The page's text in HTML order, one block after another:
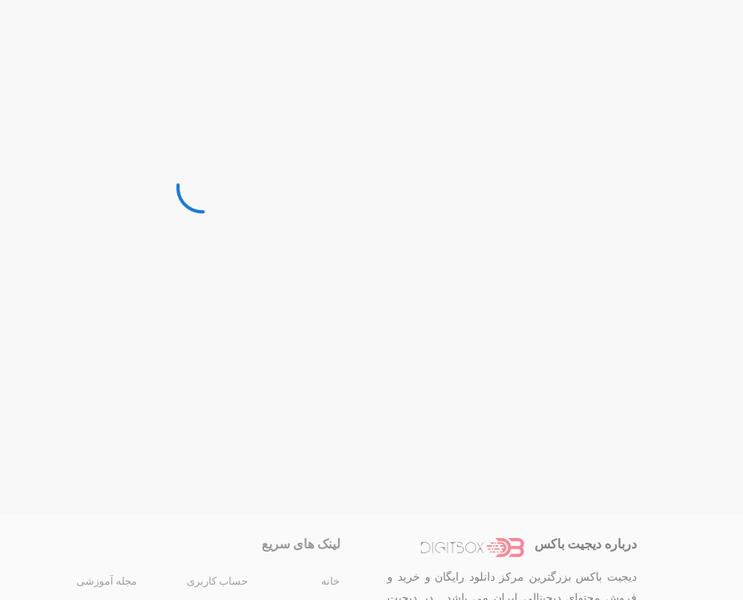
درباره دیجیت باکس
دیجیت باکس بزرگترین مرکز دانلود رایگان و خرید و
لینک های سریع
خانه حساب کاربری مجله آموزشی